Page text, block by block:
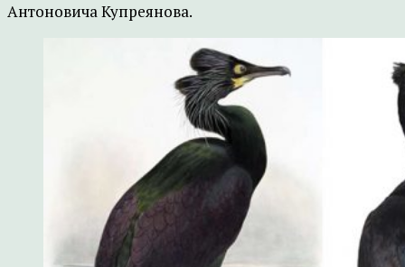
Антоновича Купреянова.